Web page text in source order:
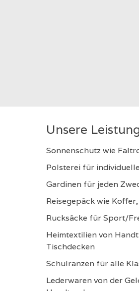
Unsere
Sonnenschutz wie
Polsterei für
Gardinen für jeden
Reisegepäck wie
Rucksäcke für Sport/
Heimtextilien von
Tischdecken
Schulranzen für alle
Lederwaren von der